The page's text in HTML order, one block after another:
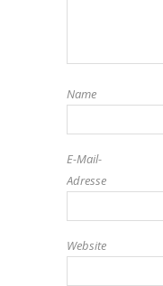
Name
E-Mail-
Adresse
Website